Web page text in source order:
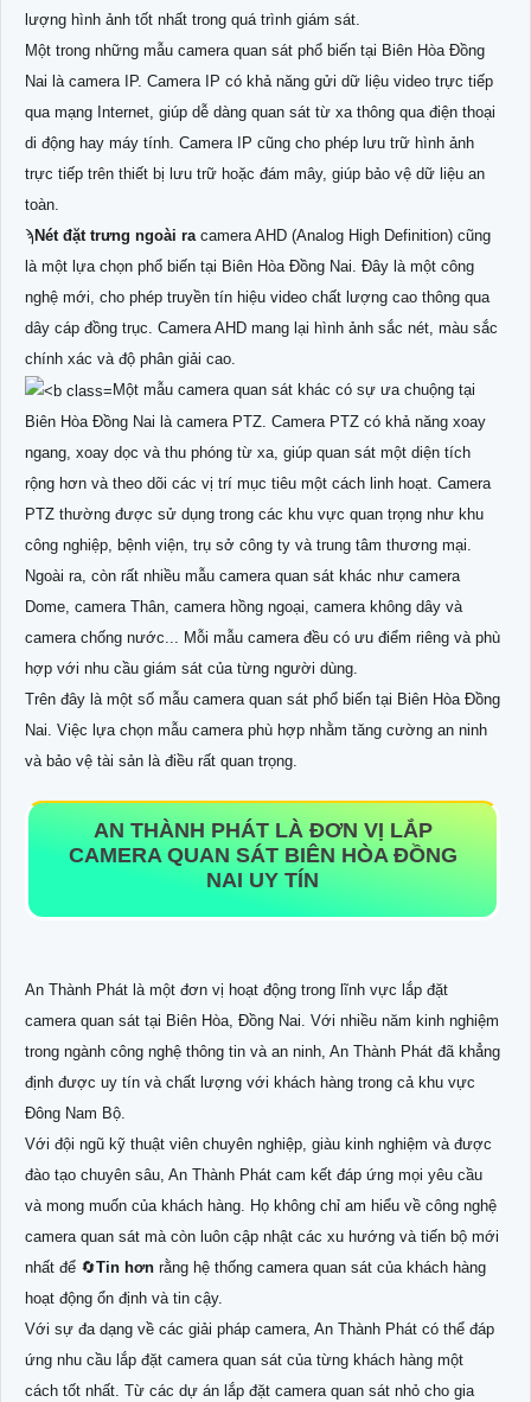
lượng hình ảnh tốt nhất trong quá trình giám sát.
Một trong những mẫu camera quan sát phổ biến tại Biên Hòa Đồng
Nai là camera IP. Camera IP có khả năng gửi dữ liệu video trực tiếp
qua mạng Internet, giúp dễ dàng quan sát từ xa thông qua điện thoại
di động hay máy tính. Camera IP cũng cho phép lưu trữ hình ảnh
trực tiếp trên thiết bị lưu trữ hoặc đám mây, giúp bảo vệ dữ liệu an
toàn.
ϡNét đặt trưng ngoài ra camera AHD (Analog High Definition) cũng
là một lựa chọn phổ biến tại Biên Hòa Đồng Nai. Đây là một công
nghệ mới, cho phép truyền tín hiệu video chất lượng cao thông qua
dây cáp đồng trục. Camera AHD mang lại hình ảnh sắc nét, màu sắc
chính xác và độ phân giải cao.
Một mẫu camera quan sát khác có sự ưa chuộng tại
Biên Hòa Đồng Nai là camera PTZ. Camera PTZ có khả năng xoay
ngang, xoay dọc và thu phóng từ xa, giúp quan sát một diện tích
rộng hơn và theo dõi các vị trí mục tiêu một cách linh hoạt. Camera
PTZ thường được sử dụng trong các khu vực quan trọng như khu
công nghiệp, bệnh viện, trụ sở công ty và trung tâm thương mại.
Ngoài ra, còn rất nhiều mẫu camera quan sát khác như camera
Dome, camera Thân, camera hồng ngoại, camera không dây và
camera chống nước... Mỗi mẫu camera đều có ưu điểm riêng và phù
hợp với nhu cầu giám sát của từng người dùng.
Trên đây là một số mẫu camera quan sát phổ biến tại Biên Hòa Đồng
Nai. Việc lựa chọn mẫu camera phù hợp nhằm tăng cường an ninh
và bảo vệ tài sản là điều rất quan trọng.
AN THÀNH PHÁT LÀ ĐƠN VỊ LẮP
CAMERA QUAN SÁT BIÊN HÒA ĐỒNG
NAI UY TÍN
An Thành Phát là một đơn vị hoạt động trong lĩnh vực lắp đặt
camera quan sát tại Biên Hòa, Đồng Nai. Với nhiều năm kinh nghiệm
trong ngành công nghệ thông tin và an ninh, An Thành Phát đã khẳng
định được uy tín và chất lượng với khách hàng trong cả khu vực
Đông Nam Bộ.
Với đội ngũ kỹ thuật viên chuyên nghiệp, giàu kinh nghiệm và được
đào tạo chuyên sâu, An Thành Phát cam kết đáp ứng mọi yêu cầu
và mong muốn của khách hàng. Họ không chỉ am hiểu về công nghệ
camera quan sát mà còn luôn cập nhật các xu hướng và tiến bộ mới
nhất để 🔄Tin hơn rằng hệ thống camera quan sát của khách hàng
hoạt động ổn định và tin cậy.
Với sự đa dạng về các giải pháp camera, An Thành Phát có thể đáp
ứng nhu cầu lắp đặt camera quan sát của từng khách hàng một
cách tốt nhất. Từ các dự án lắp đặt camera quan sát nhỏ cho gia